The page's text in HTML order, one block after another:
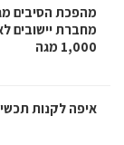
מחברת יישובים
1,000 מגה
איפה לקנות